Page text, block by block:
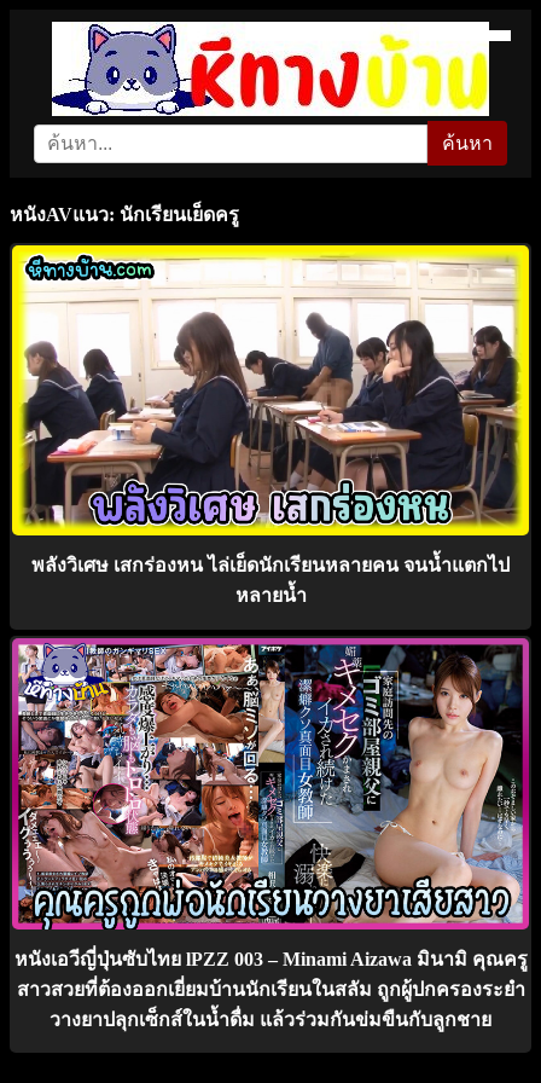
ค้นหา
หนังAVแนว: นักเรียนเย็ดครู
พลังวิเศษ เสกร่องหน ไล่เย็ดนักเรียนหลายคน จนน้ำแตกไป
หลายน้ำ
หนังเอวีญี่ปุ่นซับไทย lPZZ 003 – Minami Aizawa มินามิ คุณครู
สาวสวยที่ต้องออกเยี่ยมบ้านนักเรียนในสลัม ถูกผู้ปกครองระยำ
วางยาปลุกเซ็กส์ในน้ำดื่ม แล้วร่วมกันข่มขืนกับลูกชาย